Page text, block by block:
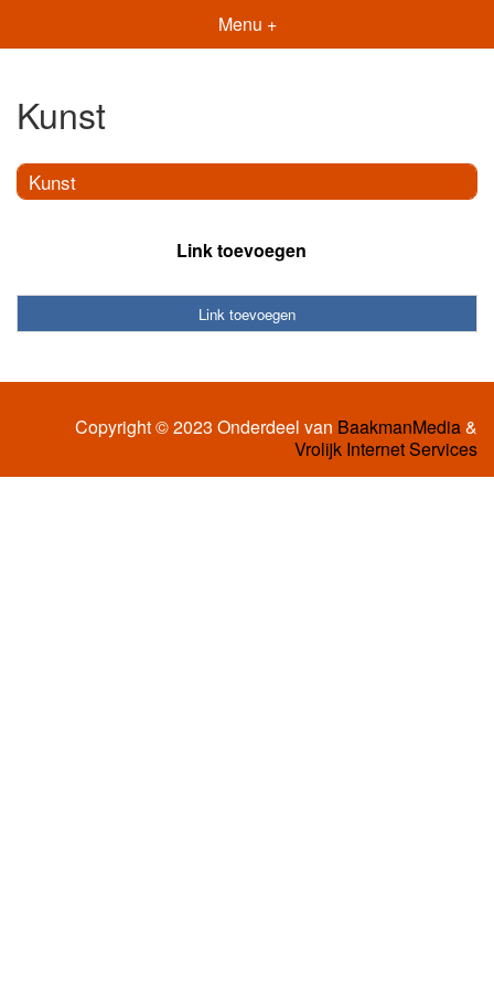
Menu +
Kunst
Kunst
Link toevoegen
Link toevoegen
Copyright © 2023 Onderdeel van BaakmanMedia&
Vrolijk Internet Services